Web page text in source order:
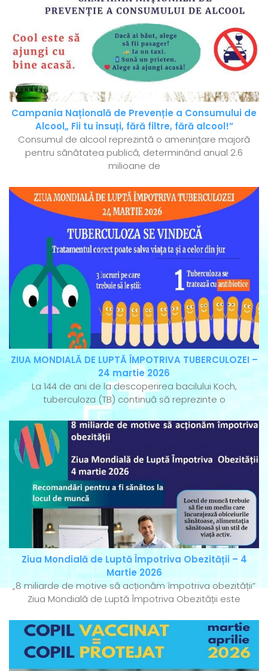
Campania Națională de Prevenție a Consumului de
Alcool„ Fii tu însuți, fără filtre, fără alcool!”
Consumul de alcool reprezintă o amenințare majoră
pentru sănătatea publică, determinând anual 2.6
milioane de
ZIUA MONDIALĂ DE LUPTĂ ÎMPOTRIVA TUBERCULOZEI –
24 martie 2026
La 144 de ani de la descoperirea bacilului Koch,
tuberculoza (TB) continuă să reprezinte o
Ziua Mondială de Luptă Împotriva Obezității – 4
Martie 2026
„8 miliarde de motive să acționăm împotriva obezității”
Ziua Mondială de Luptă Împotriva Obezității este